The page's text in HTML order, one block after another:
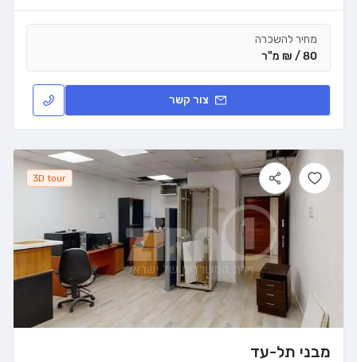
מחיר להשכרה
80 / ₪ מ"ר
צור קשר
3D tour
מבני תל-עד